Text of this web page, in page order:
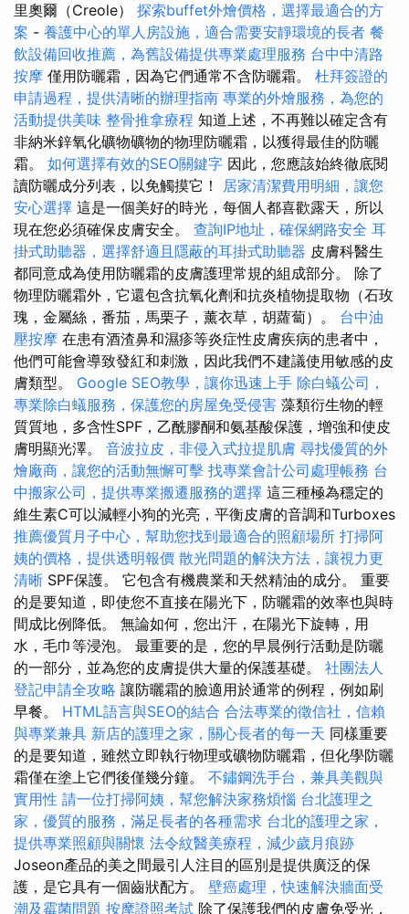
里奧爾（Creole） 探索buffet外燴價格，選擇最適合的方
案 - 養護中心的單人房設施，適合需要安靜環境的長者 餐
飲設備回收推薦，為舊設備提供專業處理服務 台中中清路
按摩 僅用防曬霜，因為它們通常不含防曬霜。 杜拜簽證的
申請過程，提供清晰的辦理指南 專業的外燴服務，為您的
活動提供美味 整骨推拿療程 知道上述，不再難以確定含有
非納米鋅氧化礦物礦物的物理防曬霜，以獲得最佳的防曬
霜。 如何選擇有效的SEO關鍵字 因此，您應該始終徹底閱
讀防曬成分列表，以免觸摸它！ 居家清潔費用明細，讓您
安心選擇 這是一個美好的時光，每個人都喜歡露天，所以
現在您必須確保皮膚安全。 查詢IP地址，確保網路安全 耳
掛式助聽器，選擇舒適且隱蔽的耳掛式助聽器 皮膚科醫生
都同意成為使用防曬霜的皮膚護理常規的組成部分。 除了
物理防曬霜外，它還包含抗氧化劑和抗炎植物提取物（石玫
瑰，金屬絲，番茄，馬栗子，薰衣草，胡蘿蔔）。 台中油
壓按摩 在患有酒渣鼻和濕疹等炎症性皮膚疾病的患者中，
他們可能會導致發紅和刺激，因此我們不建議使用敏感的皮
膚類型。 Google SEO教學，讓你迅速上手 除白蟻公司，
專業除白蟻服務，保護您的房屋免受侵害 藻類衍生物的輕
質質地，多含性SPF，乙酰膠酮和氨基酸保護，增強和使皮
膚明顯光澤。 音波拉皮，非侵入式拉提肌膚 尋找優質的外
燴廠商，讓您的活動無懈可擊 找專業會計公司處理帳務 台
中搬家公司，提供專業搬遷服務的選擇 這三種極為穩定的
維生素C可以減輕小狗的光亮，平衡皮膚的音調和Turboxes
推薦優質月子中心，幫助您找到最適合的照顧場所 打掃阿
姨的價格，提供透明報價 散光問題的解決方法，讓視力更
清晰 SPF保護。 它包含有機農業和天然精油的成分。 重要
的是要知道，即使您不直接在陽光下，防曬霜的效率也與時
間成比例降低。 無論如何，您出汗，在陽光下旋轉，用
水，毛巾等浸泡。 最重要的是，您的早晨例行活動是防曬
的一部分，並為您的皮膚提供大量的保護基礎。 社團法人
登記申請全攻略 讓防曬霜的臉適用於通常的例程，例如刷
早餐。 HTML語言與SEO的結合 合法專業的徵信社，信賴
與專業兼具 新店的護理之家，關心長者的每一天 同樣重要
的是要知道，雖然立即執行物理或礦物防曬霜，但化學防曬
霜僅在塗上它們後僅幾分鐘。 不鏽鋼洗手台，兼具美觀與
實用性 請一位打掃阿姨，幫您解決家務煩惱 台北護理之
家，優質的服務，滿足長者的各種需求 台北的護理之家，
提供專業照顧與關懷 法令紋醫美療程，減少歲月痕跡
Joseon產品的美之間最引人注目的區別是提供廣泛的保
護，是它具有一個齒狀配方。 壁癌處理，快速解決牆面受
潮及霉菌問題 按摩證照考試 除了保護我們的皮膚免受光，